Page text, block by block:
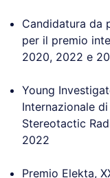
Candidatura da
per il premio
2020, 2022 e
Young
Internazionale
Stereotactic
2022
Premio Elekta,